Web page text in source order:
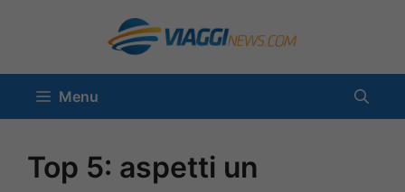
contenuto
Menu
Top 5: aspetti un